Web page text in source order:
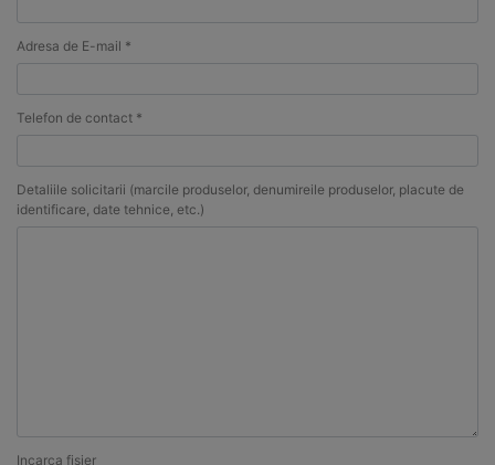
Adresa de E-mail *
Telefon de contact *
Detaliile solicitarii (marcile produselor, denumireile produselor, placute de
identificare, date tehnice, etc.)
Incarca fisier